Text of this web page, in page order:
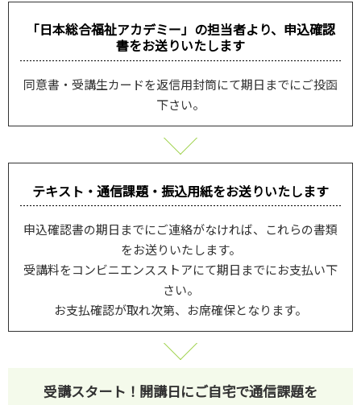
「日本総合福祉アカデミー」の担当者より、申込確認
書をお送りいたします
同意書・受講生カードを返信用封筒にて期日までにご投函
下さい。
テキスト・通信課題・振込用紙をお送りいたします
申込確認書の期日までにご連絡がなければ、これらの書類
をお送りいたします。
受講料をコンビニエンスストアにて期日までにお支払い下
さい。
お支払確認が取れ次第、お席確保となります。
受講スタート！ 開講日にご自宅で通信課題を